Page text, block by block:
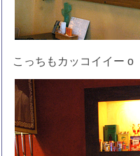
こっちもカッコイイー